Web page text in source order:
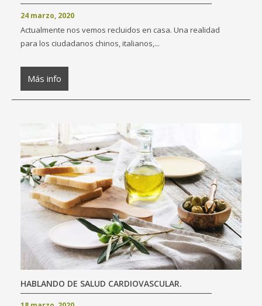
24 marzo, 2020
Actualmente nos vemos recluidos en casa. Una realidad
para los ciudadanos chinos, italianos,...
Más info
HABLANDO DE SALUD CARDIOVASCULAR.